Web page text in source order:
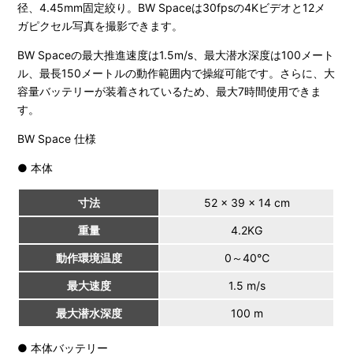
径、4.45mm固定絞り。BW Spaceは30fpsの4Kビデオと12メ
ガピクセル写真を撮影できます。
BW Spaceの最大推進速度は1.5m/s、最大潜水深度は100メート
ル、最長150メートルの動作範囲内で操縦可能です。さらに、大
容量バッテリーが装着されているため、最大7時間使用できま
す。
BW Space 仕様
● 本体
寸法 52 × 39 × 14 cm
重量 4.2KG
動作環境温度 0～40℃
最大速度 1.5 m/s
最大潜水深度 100 m
● 本体バッテリー